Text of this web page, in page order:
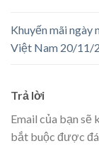
Khuyến mãi ngày
Việt Nam 20/11/
Trả lời
Email của bạn sẽ
bắt buộc được